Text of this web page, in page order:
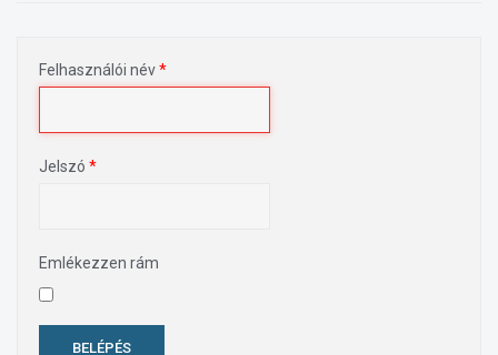
Felhasználói név*
Jelszó *
Emlékezzen rám
BELÉPÉS